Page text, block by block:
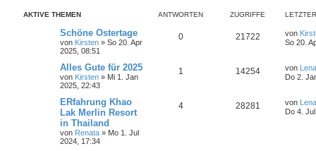
AKTIVE THEMEN ANTWORTEN ZUGRIFFE
Schöne Ostertage
von Kirsten » So 20. Apr
2025, 08:51
0 21722 von
So 20.
Alles Gute für 2025
von Kirsten » Mi 1. Jan
2025, 22:43
1 14254 von Lena
Do 2.
ERfahrung Khao
Lak Merlin Resort
in Thailand
von Renata » Mo 1. Jul
2024, 17:34
4 28281 von Lena
Do 4.